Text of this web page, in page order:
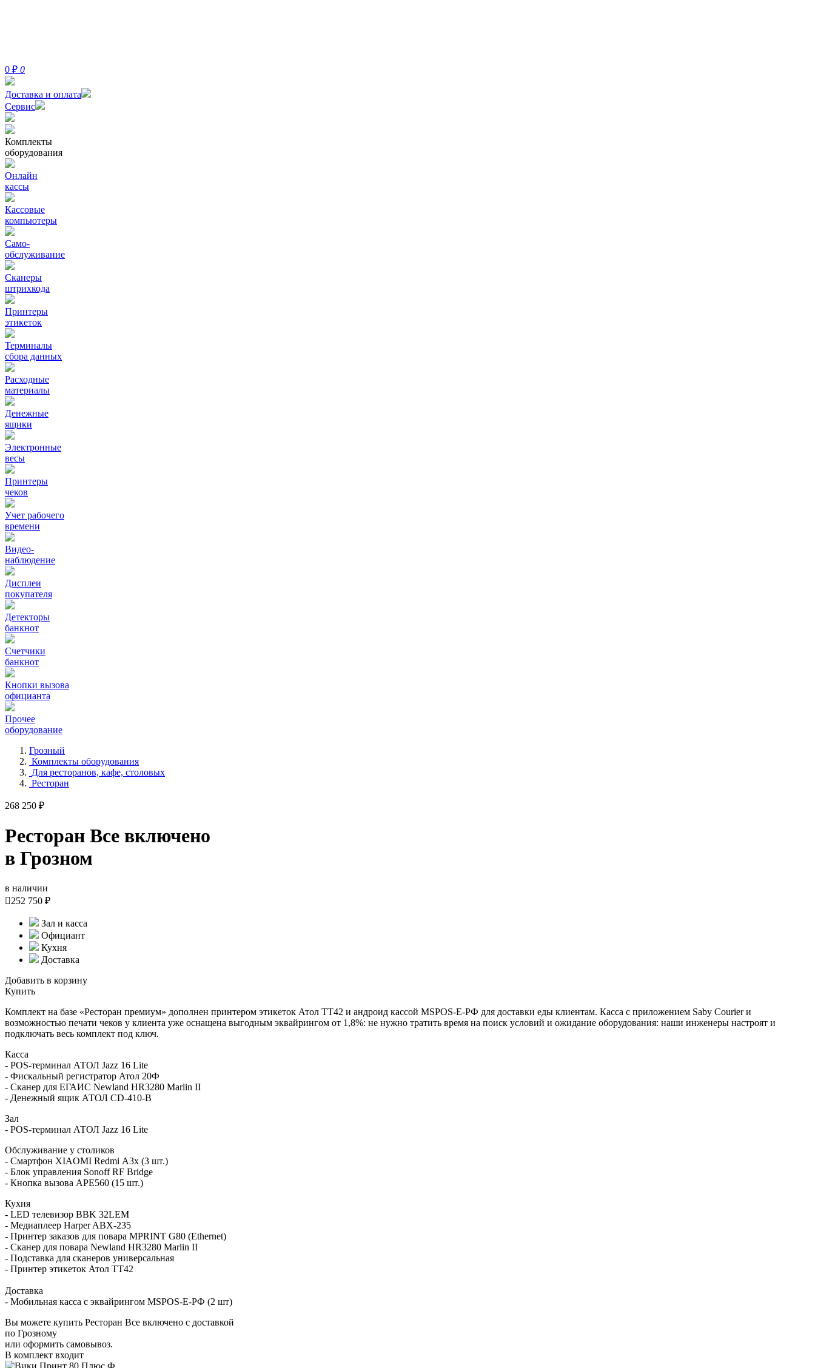
0 ₽ 0
Доставка и оплата
Сервис
Комплекты
оборудования
Онлайн
кассы
Кассовые
компьютеры
Само-
обслуживание
Сканеры
штрихкода
Принтеры
этикеток
Терминалы
сбора данных
Расходные
материалы
Денежные
ящики
Электронные
весы
Принтеры
чеков
Учет рабочего
времени
Видео‑
наблюдение
Дисплеи
покупателя
Детекторы
банкнот
Счетчики
банкнот
Кнопки вызова
официанта
Прочее
оборудование
Грозный
Комплекты оборудования
Для ресторанов, кафе, столовых
Ресторан
268 250 ₽
Ресторан Все включено
в Грозном
в наличии
252 750 ₽
Зал и касса
Официант
Кухня
Доставка
Добавить в корзину
Купить
Комплект на базе «Ресторан премиум» дополнен принтером этикеток Атол ТТ42 и андроид кассой MSPOS-E-РФ для доставки еды клиентам. Касса с приложением Saby Courierи
возможностью печати чеков у клиента уже оснащена выгодным эквайрингом от 1,8%: не нужно тратить время на поиск условий и ожидание оборудования: наши инженеры настроят и
подключать весь комплект под ключ.
Касса
- POS-терминал АТОЛ Jazz 16 Lite
- Фискальный регистратор Атол 20Ф
- Сканер для ЕГАИС Newland HR3280 Marlin II
- Денежный ящик АТОЛ CD-410-В
Зал
- POS-терминал АТОЛ Jazz 16 Lite
Обслуживание у столиков
- Смартфон XIAOMI Redmi А3x (3 шт.)
- Блок управления Sonoff RF Bridge
- Кнопка вызова АРЕ560 (15 шт.)
Кухня
- LED телевизор BBK 32LEM
- Медиаплеер Harper ABX-235
- Принтер заказов для повара MPRINT G80 (Ethernet)
- Сканер для повара Newland HR3280 Marlin II
- Подставка для сканеров универсальная
- Принтер этикеток Атол ТТ42
Доставка
- Мобильная касса с эквайрингом MSPOS-E-РФ (2 шт)
Вы можете купить Ресторан Все включено с доставкой
по Грозному
или оформить самовывоз.
В комплект входит